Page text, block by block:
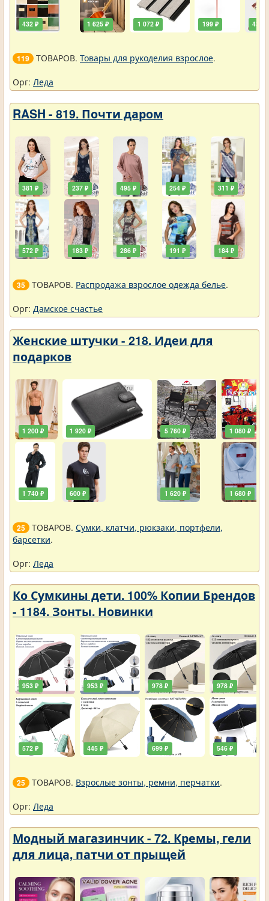
432 ₽ 1 625 ₽ 1 072 ₽ 199 ₽ 432 ₽
119 ТОВАРОВ. Товары для рукоделия взрослое.
Орг: Леда
RASH - 819. Почти даром
381 ₽
572 ₽
237 ₽
183 ₽
495 ₽
286 ₽
254 ₽
191 ₽
311 ₽
184 ₽
35 ТОВАРОВ. Распродажа взрослое одежда белье.
Орг: Дамское счастье
Женские штучки - 218. Идеи для
подарков
1 200 ₽
1 740 ₽
1 920 ₽
600 ₽
5 760 ₽
1 620 ₽
1 080 ₽
1 680 ₽
25 ТОВАРОВ. Сумки, клатчи, рюкзаки, портфели,
барсетки.
Орг: Леда
Ко Сумкины дети. 100% Копии Брендов
- 1184. Зонты. Новинки
953 ₽
572 ₽
953 ₽
445 ₽
978 ₽
699 ₽
978 ₽
546 ₽
25 ТОВАРОВ. Взрослые зонты, ремни, перчатки.
Орг: Леда
Модный магазинчик - 72. Кремы, гели
для лица, патчи от прыщей